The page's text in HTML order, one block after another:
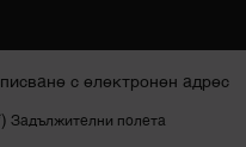
с електронен адрес
Задължителни полета